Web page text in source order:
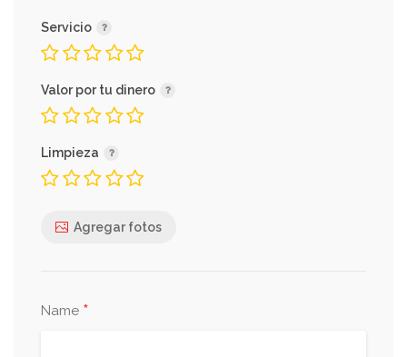
Servicio
Valor por tu dinero
Limpieza
Agregar fotos
Name *